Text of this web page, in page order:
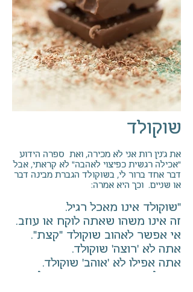
שוקולד
את ג'נין רות אני לא מכירה, ואת ספרה הידוע
"אכילה רגשית כפיצוי לאהבה" לא קראתי, אבל
דבר אחד ברור לי, בשוקולד הגברת מבינה דבר
או שניים. וכך היא אמרה:
"שוקולד אינו מאכל רגיל.
זה אינו משהו שאתה לוקח או עוזב.
אי אפשר לאהוב שוקולד "קצת".
אתה לא 'רוצה' שוקולד.
אתה אפילו לא 'אוהב' שוקולד.
שוקולד זה משהו שאתה מנהל איתו